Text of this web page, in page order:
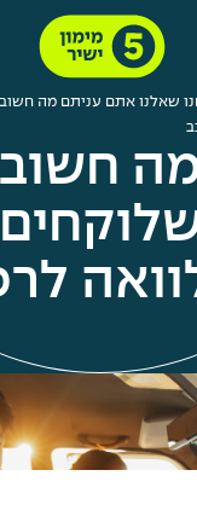
שאלנו אתם עניתם מה
חשוב